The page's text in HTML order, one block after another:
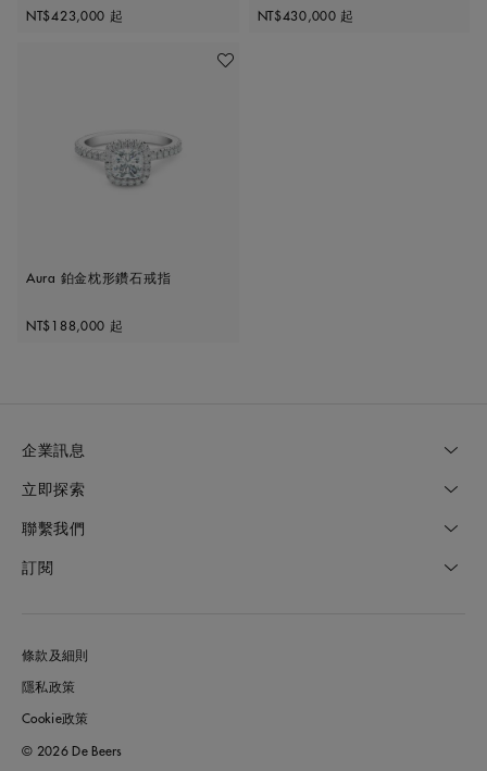
Original price
NT$423,000 起 Original price
NT$430,000 起
加入喜愛清單
Aura 鉑金枕形鑽石戒指
Original price
NT$188,000 起
企業訊息
立即探索
聯繫我們
訂閱
條款及細則
隱私政策
Cookie政策
© 2026 De Beers